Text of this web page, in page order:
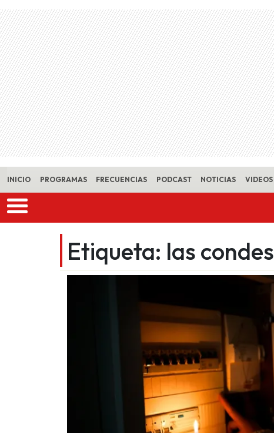
Skip to main content
INICIO PROGRAMAS FRECUENCIAS PODCAST NOTICIAS VIDEOS
Etiqueta: las condes